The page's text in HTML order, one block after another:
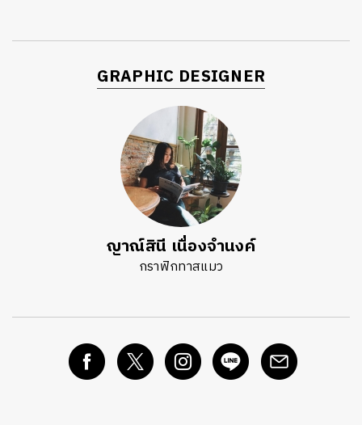
GRAPHIC DESIGNER
ญาณ์สินี เนื่องจำนงค์
กราฟิกทาสแมว